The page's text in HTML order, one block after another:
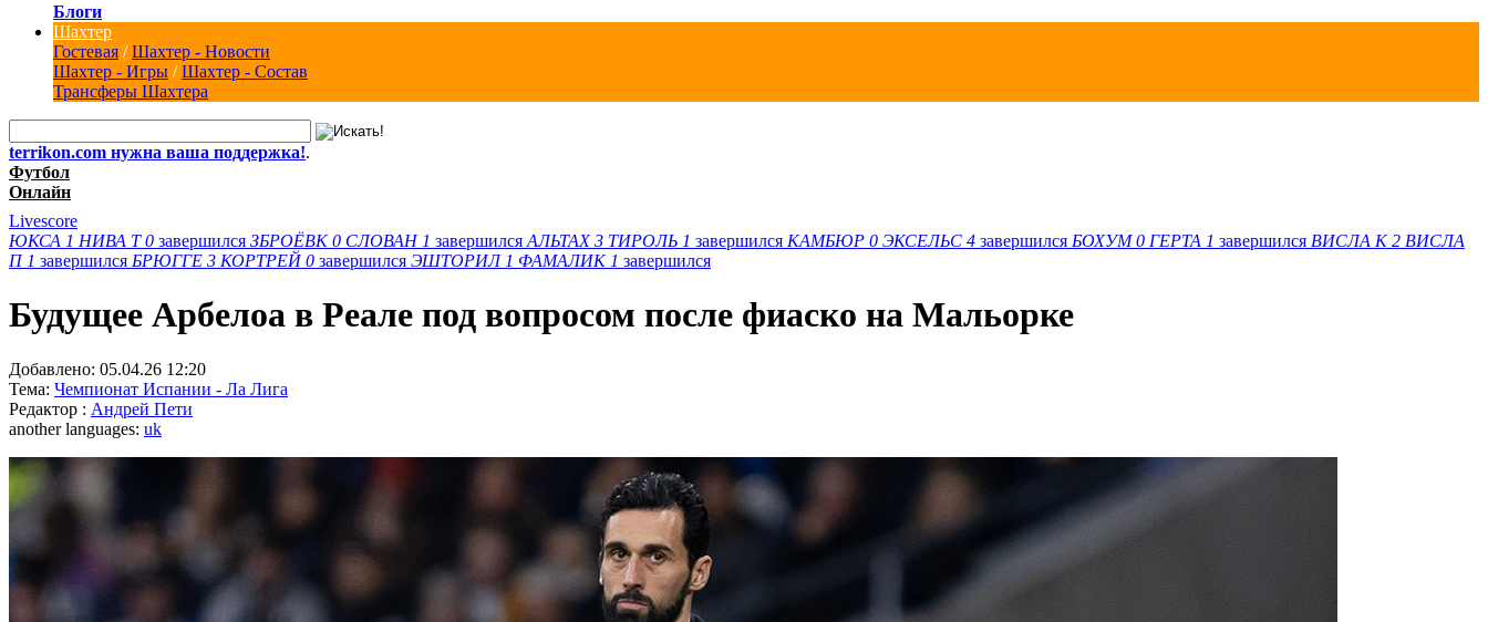
Блоги
Шахтер
Гостевая /Шахтер - Новости
Шахтер - Игры /Шахтер - Состав
Трансферы Шахтера
terrikon.com нужна ваша поддержка!.
Футбол
Онлайн
Livescore
ЮКСА 1 НИВА Т 0 завершился ЗБРОЁВК 0 СЛОВАН 1 завершился АЛЬТАХ 3 ТИРОЛЬ 1 завершился КАМБЮР 0 ЭКСЕЛЬС 4 завершился БОХУМ 0 ГЕРТА 1 завершился ВИСЛА K 2 ВИСЛА
П 1 завершился БРЮГГЕ 3 КОРТРЕЙ 0 завершился ЭШТОРИЛ 1 ФАМАЛИК 1 завершился
Будущее Арбелоа в Реале под вопросом после фиаско на Мальорке
Добавлено: 05.04.26 12:20
Тема: Чемпионат Испании - Ла Лига
Редактор : Андрей Пети
another languages: uk